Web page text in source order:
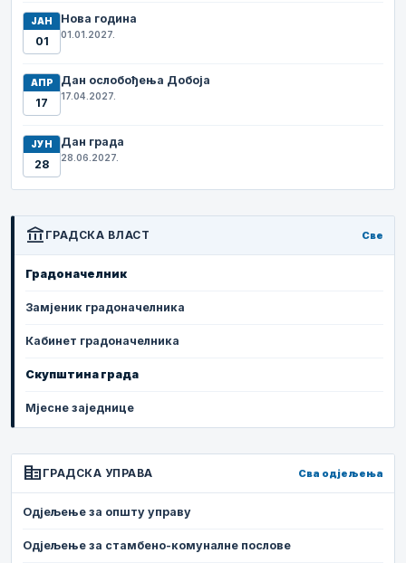
ЈАН
01
Нова година
01.01.2027.
АПР
17
Дан ослобођења Добоја
17.04.2027.
ЈУН
28
Дан града
28.06.2027.
account_balance ГРАДСКА ВЛАСТ Све
Градоначелник
Замјеник градоначелника
Кабинет градоначелника
Скупштина града
Мјесне заједнице
corporate_fare ГРАДСКА УПРАВА Сва одјељења
Одјељење за општу управу
Одјељење за стамбено-комуналне послове